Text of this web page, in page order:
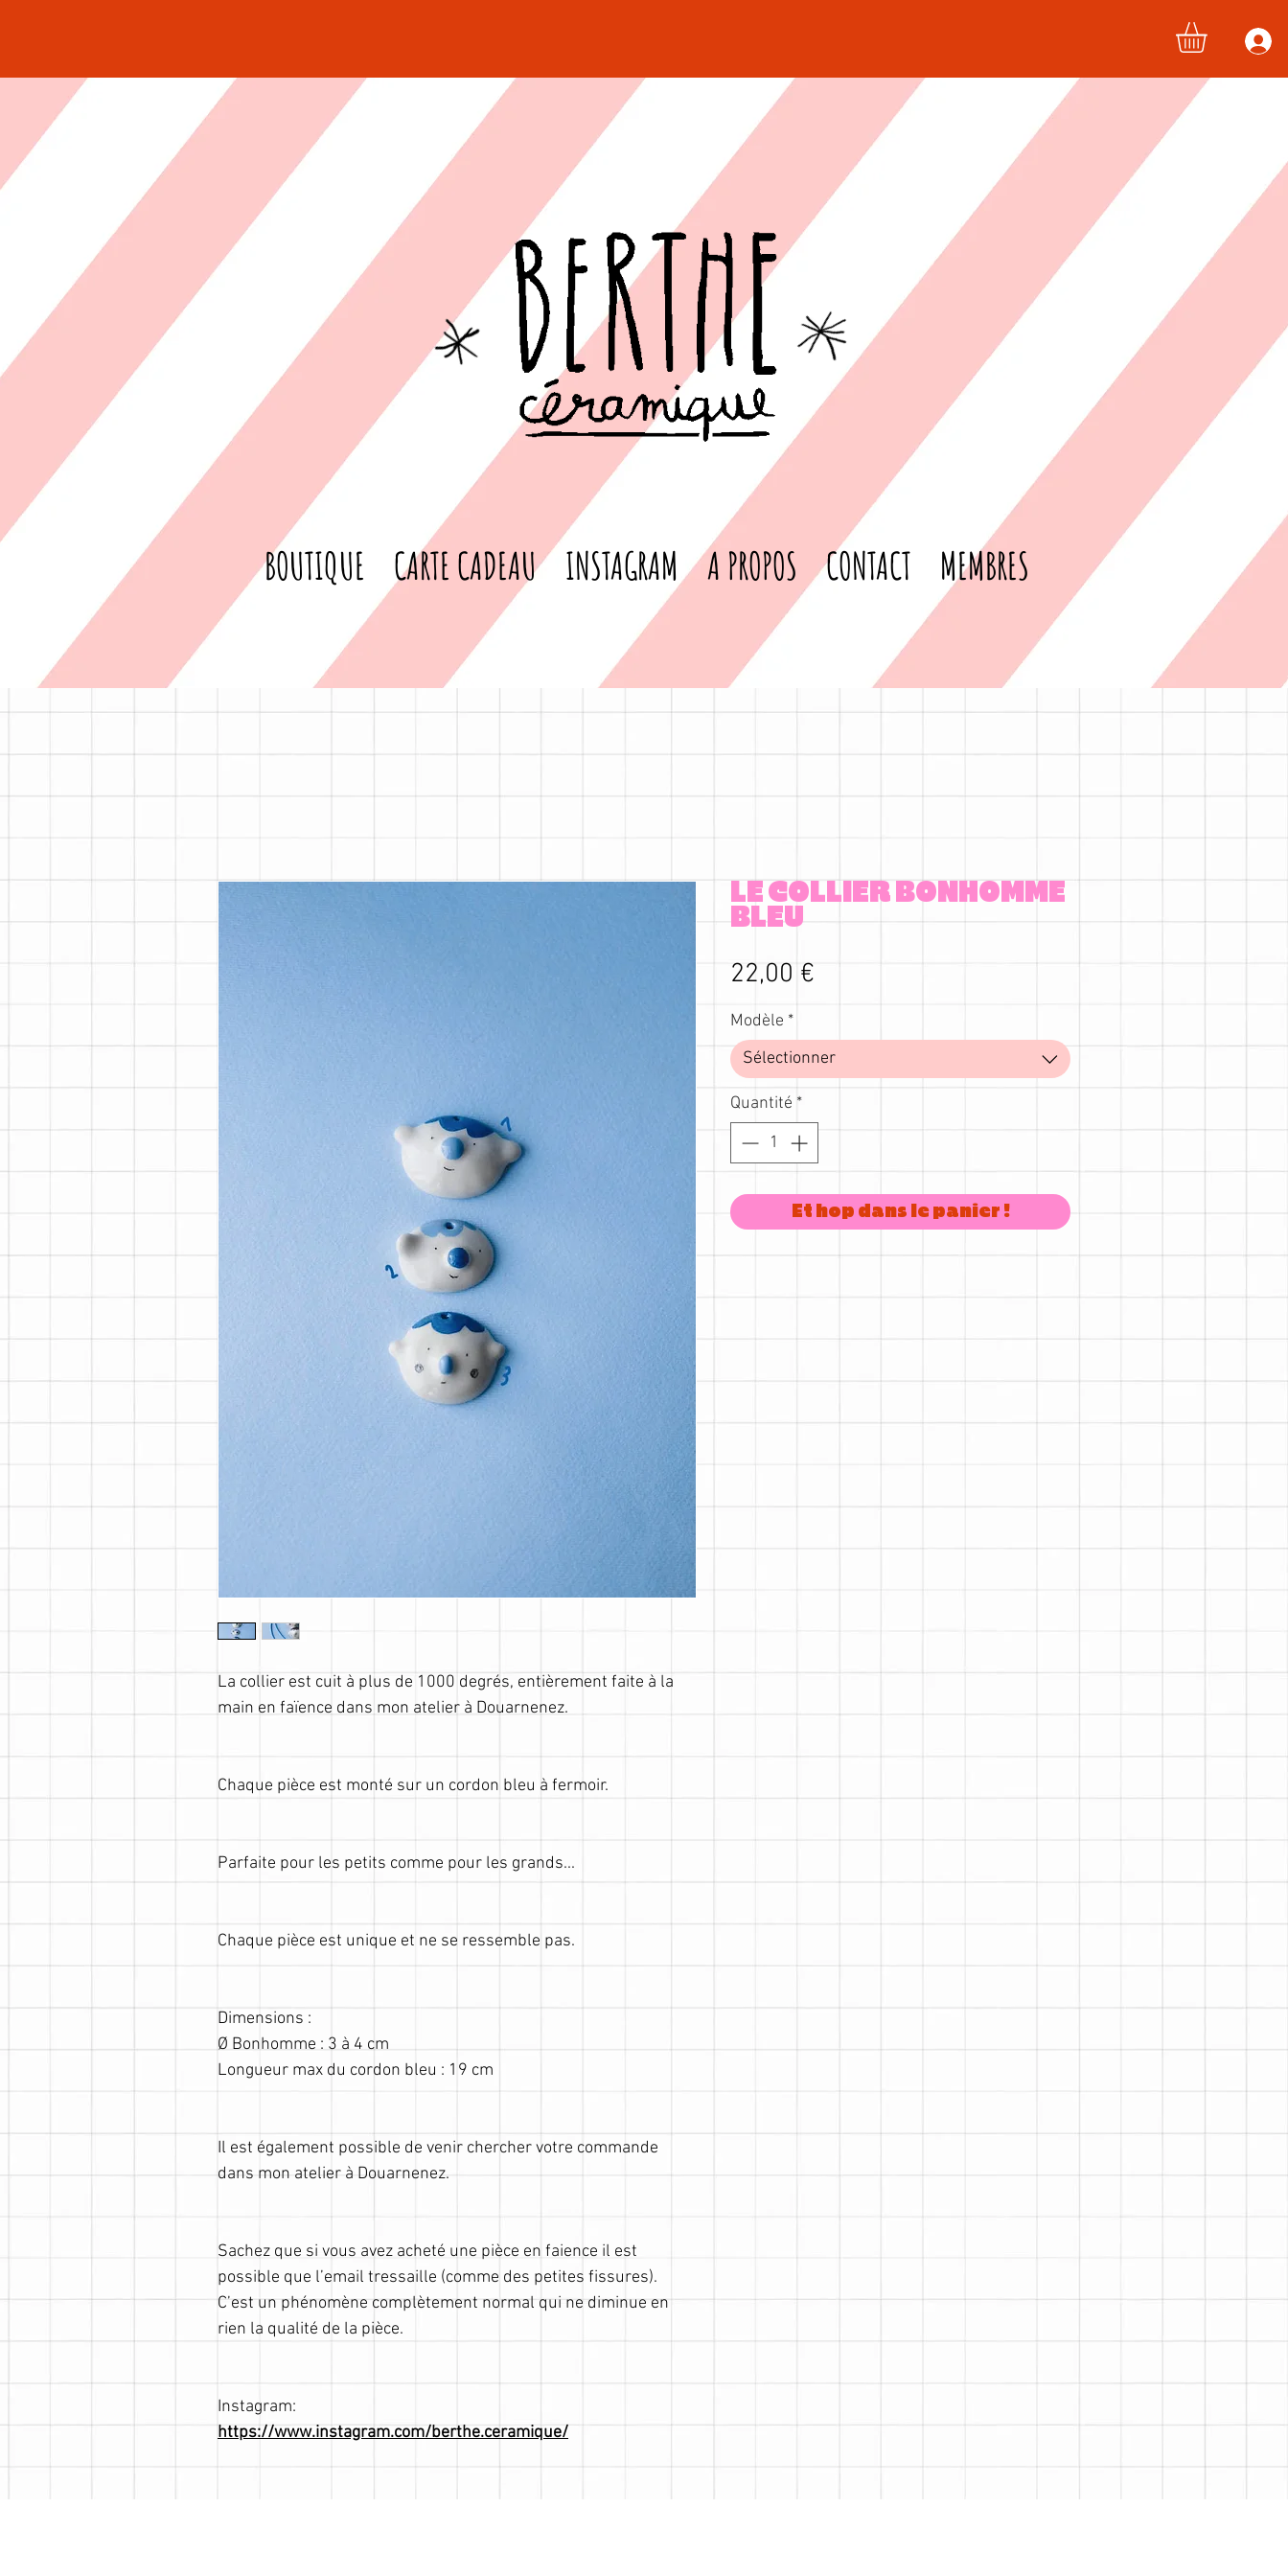
BOUTIQUE CARTE CADEAU INSTAGRAM A PROPOS CONTACT MEMBRES
La collier est cuit à plus de 1000 degrés, entièrement faite à la
main en faïence dans mon atelier à Douarnenez.
Chaque pièce est monté sur un cordon bleu à fermoir.
Parfaite pour les petits comme pour les grands...
Chaque pièce est unique et ne se ressemble pas.
Dimensions :
Ø Bonhomme : 3 à 4 cm
Longueur max du cordon bleu : 19 cm
Il est également possible de venir chercher votre commande
dans mon atelier à Douarnenez.
Sachez que si vous avez acheté une pièce en faience il est
possible que l’email tressaille (comme des petites fissures).
C’est un phénomène complètement normal qui ne diminue en
rien la qualité de la pièce.
Instagram:
https://www.instagram.com/berthe.ceramique/
LE COLLIER BONHOMME
BLEU
22,00 €
Modèle *
Sélectionner
Quantité *
Et hop dans le panier !